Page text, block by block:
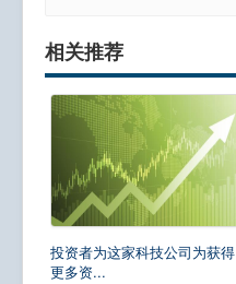
相关推荐
投资者为这家科技公司为获得
更多资...